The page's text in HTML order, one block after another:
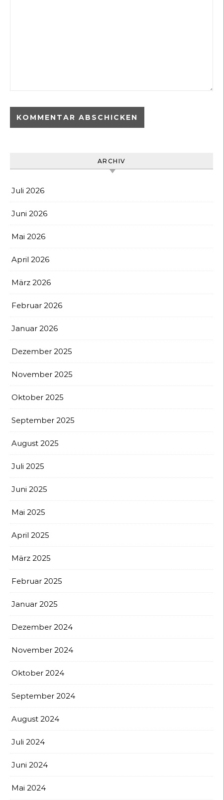
ARCHIV
Juli 2026
Juni 2026
Mai 2026
April 2026
März 2026
Februar 2026
Januar 2026
Dezember 2025
November 2025
Oktober 2025
September 2025
August 2025
Juli 2025
Juni 2025
Mai 2025
April 2025
März 2025
Februar 2025
Januar 2025
Dezember 2024
November 2024
Oktober 2024
September 2024
August 2024
Juli 2024
Juni 2024
Mai 2024